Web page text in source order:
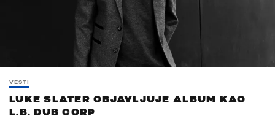
VESTI
LUKE SLATER OBJAVLJUJE ALBUM KAO
L.B. DUB CORP